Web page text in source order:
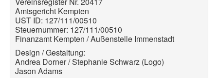
Amtsgericht Kempten
UST ID: 127/111/00510
Steuernummer: 127/111/00510
Finanzamt Kempten / Außenstelle Immenstadt
Design / Gestaltung:
Andrea Dorner / Stephanie Schwarz (Logo)
Jason Adams